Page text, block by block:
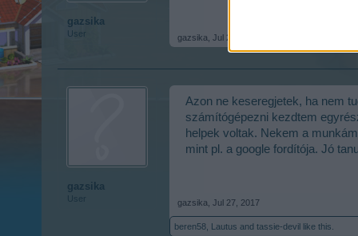
gazsika
User gazsika Jul 27, 2017
gazsika
User
Azon ne keseregjetek, ha nem
számítógépezni kezdtem
helpek voltak. Nekem a
mint pl. a google fordítója. Jó
gazsika Jul 27, 2017
beren58 Lautus and tassie-devil like this.